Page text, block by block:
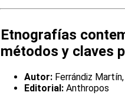
Etnografías
métodos y claves
Autor: Ferrándiz
Editorial: Anthropos